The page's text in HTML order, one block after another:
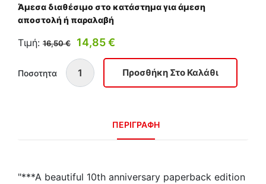
Άμεσα διαθέσιμο στο κατάστημα για άμεση
αποστολή ή παραλαβή
Τιμή: 16,50 € 14,85 €
Ποσοτητα
ΠΕΡΙΓΡΑΦΗ
"***A beautiful 10th anniversary paperback edition